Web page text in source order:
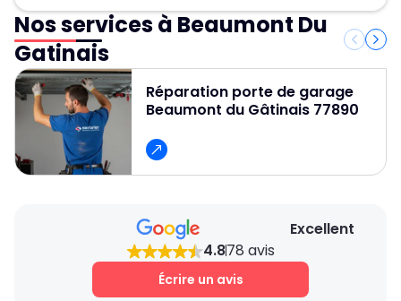
est nécessaire. Contactez MGParis au 01 84 24
42 80 pour un diagnostic précis et un
dépannage rapide et efficace de votre porte
industrielle à Beaumont du Gâtinais.
Pour éviter les blocages, un entretien régulier
est essentiel. Cela passe par le nettoyage, la
lubrification des pièces mobiles et une
inspection fréquente pour repérer les petits
dommages avant qu’ils ne deviennent graves.
Assurez-vous aussi que les pièces de rechange
soient de qualité et adaptées au modèle de ta
porte.
Nos services à Beaumont Du
Gatinais
Réparation porte de garage
Beaumont du Gâtinais 77890
Excellent
4.878 avis
Écrire un avis